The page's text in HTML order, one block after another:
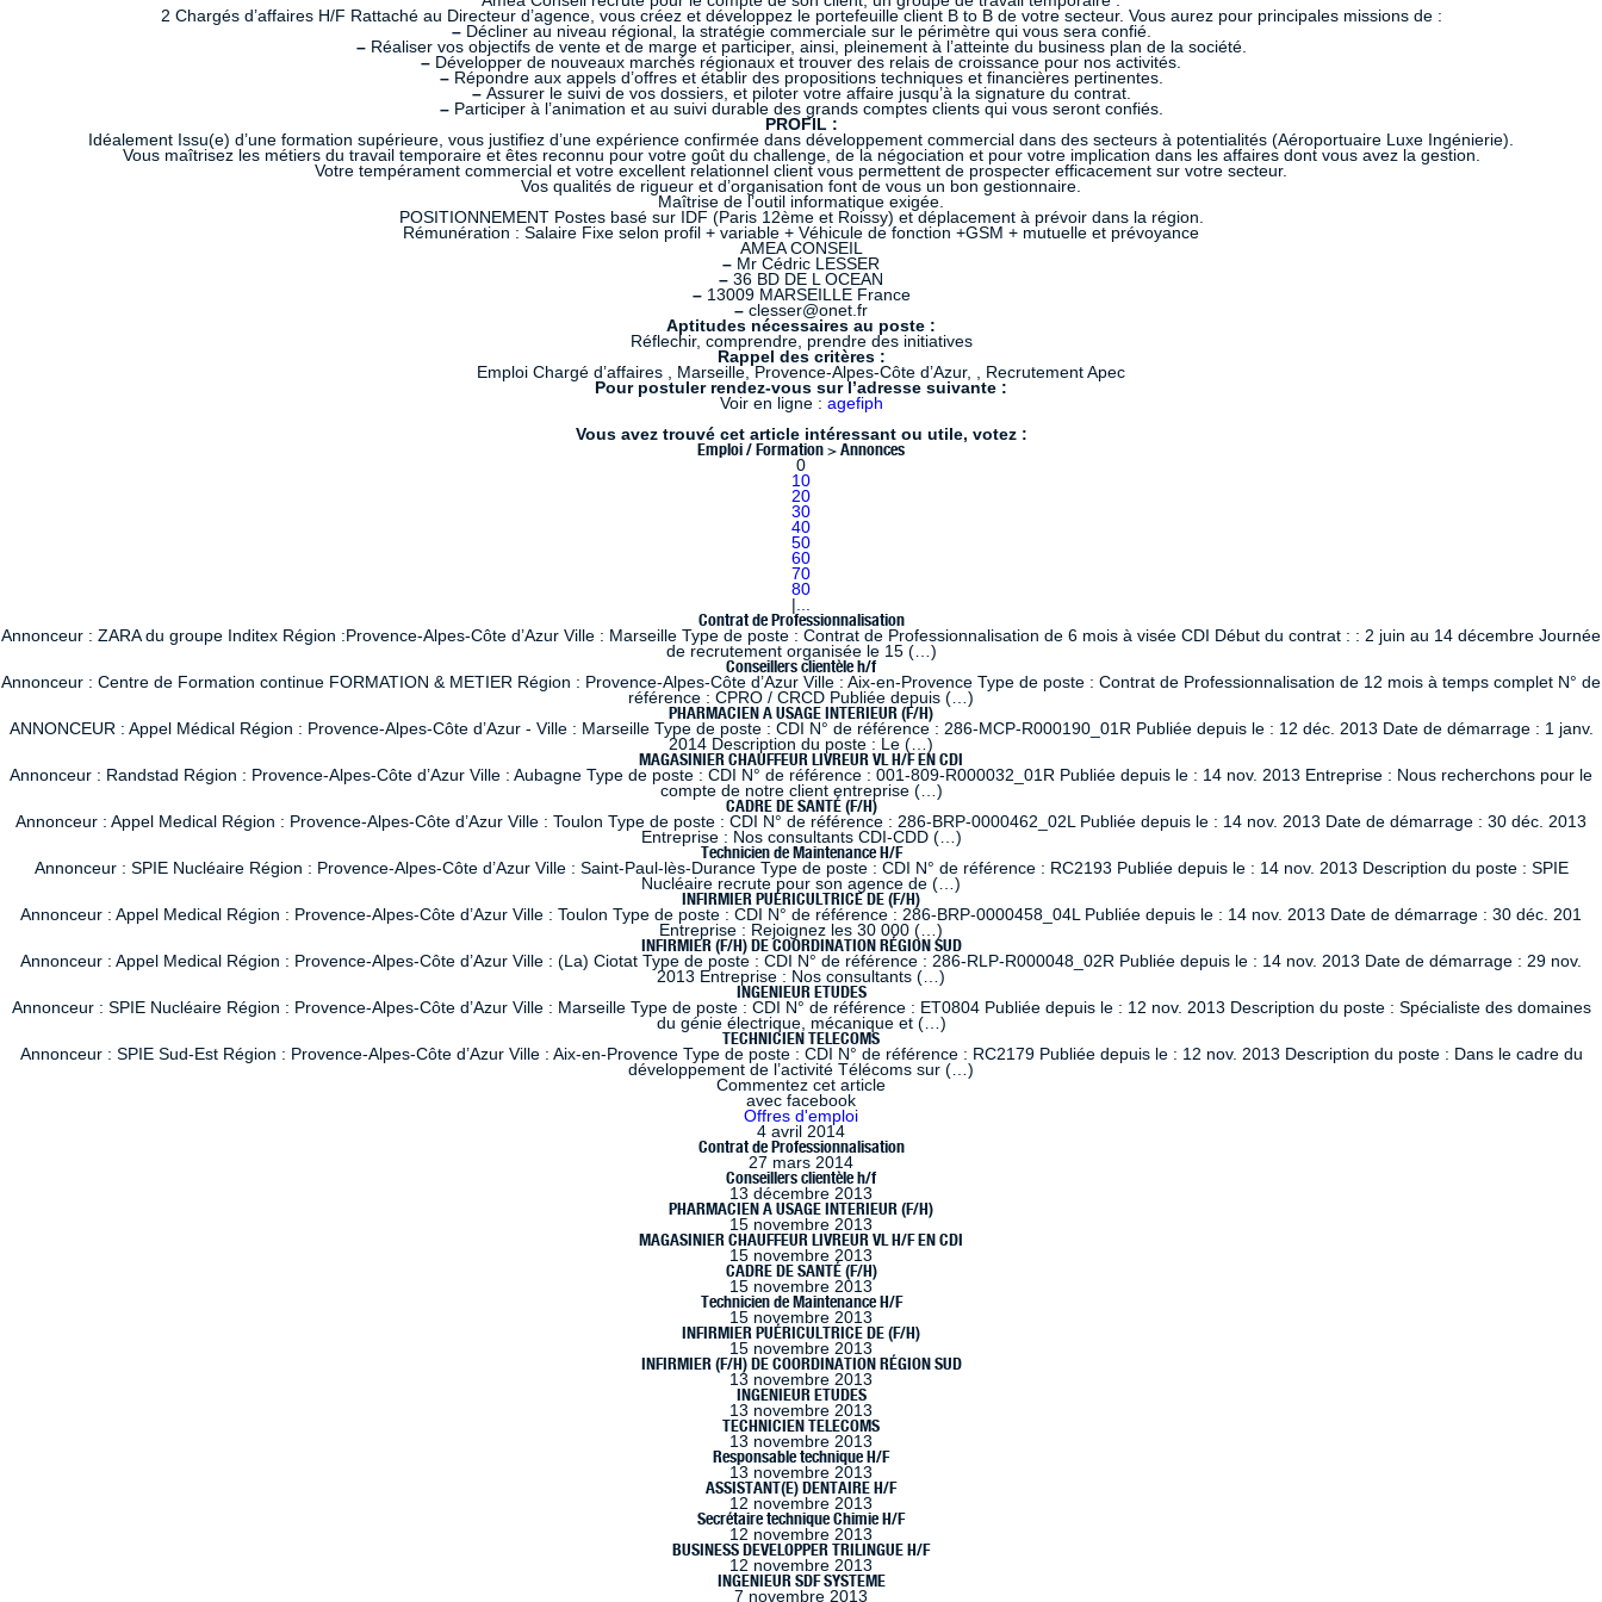
2 Chargés d’affaires H/F Rattaché au Directeur d’agence, vous créez et développez le portefeuille client B to B de votre secteur. Vous aurez pour principales missions de :
–Décliner au niveau régional, la stratégie commerciale sur le périmètre qui vous sera confié.
–Réaliser vos objectifs de vente et de marge et participer, ainsi, pleinement à l’atteinte du business plan de la société.
– Développer de nouveaux marchés régionaux et trouver des relais de croissance pour nos activités.
–Répondre aux appels d’offres et établir des propositions techniques et financières pertinentes.
–Assurer le suivi de vos dossiers, et piloter votre affaire jusqu’à la signature du contrat.
–Participer à l’animation et au suivi durable des grands comptes clients qui vous seront confiés.
PROFIL :
Idéalement Issu(e) d’une formation supérieure, vous justifiez d’une expérience confirmée dans développement commercial dans des secteurs à potentialités (Aéroportuaire Luxe Ingénierie).
Vous maîtrisez les métiers du travail temporaire et êtes reconnu pour votre goût du challenge, de la négociation et pour votre implication dans les affaires dont vous avez la gestion.
Votre tempérament commercial et votre excellent relationnel client vous permettent de prospecter efficacement sur votre secteur.
Vos qualités de rigueur et d’organisation font de vous un bon gestionnaire.
Maîtrise de l’outil informatique exigée.
POSITIONNEMENT Postes basé sur IDF (Paris 12ème et Roissy) et déplacement à prévoir dans la région.
Rémunération : Salaire Fixe selon profil + variable + Véhicule de fonction +GSM + mutuelle et prévoyance
AMEA CONSEIL
– Mr Cédric LESSER
– 36 BD DE L OCEAN
–13009 MARSEILLE France
– clesser@onet.fr
Aptitudes nécessaires au poste :
Réflechir, comprendre, prendre des initiatives
Rappel des critères :
Emploi Chargé d’affaires , Marseille, Provence-Alpes-Côte d’Azur, , Recrutement Apec
Pour postuler rendez-vous sur l’adresse suivante :
Voir en ligne : agefiph
Vous avez trouvé cet article intéressant ou utile, votez :
Emploi / Formation > Annonces
0
10
20
30
40
50
60
70
80
...
Contrat de Professionnalisation
Annonceur : ZARA du groupe Inditex Région :Provence-Alpes-Côte d’Azur Ville : Marseille Type de poste : Contrat de Professionnalisation de 6 mois à visée CDI Début du contrat : : 2 juin au 14 décembre Journée
de recrutement organisée le 15 (…)
Conseillers clientèle h/f
Annonceur : Centre de Formation continue FORMATION & METIER Région : Provence-Alpes-Côte d’Azur Ville : Aix-en-Provence Type de poste : Contrat de Professionnalisation de 12 mois à temps complet N° de
référence : CPRO / CRCD Publiée depuis (…)
PHARMACIEN A USAGE INTERIEUR (F/H)
ANNONCEUR : Appel Médical Région : Provence-Alpes-Côte d’Azur - Ville : Marseille Type de poste : CDI N° de référence : 286-MCP-R000190_01R Publiée depuis le : 12 déc. 2013 Date de démarrage : 1 janv.
2014 Description du poste : Le (…)
MAGASINIER CHAUFFEUR LIVREUR VL H/F EN CDI
Annonceur : Randstad Région : Provence-Alpes-Côte d’Azur Ville : Aubagne Type de poste : CDI N° de référence : 001-809-R000032_01R Publiée depuis le : 14 nov. 2013 Entreprise : Nous recherchons pour le
compte de notre client entreprise (…)
CADRE DE SANTÉ (F/H)
Annonceur : Appel Medical Région : Provence-Alpes-Côte d’Azur Ville : Toulon Type de poste : CDI N° de référence : 286-BRP-0000462_02L Publiée depuis le : 14 nov. 2013 Date de démarrage : 30 déc. 2013
Entreprise : Nos consultants CDI-CDD (…)
Technicien de Maintenance H/F
Annonceur : SPIE Nucléaire Région : Provence-Alpes-Côte d’Azur Ville : Saint-Paul-lès-Durance Type de poste : CDI N° de référence : RC2193 Publiée depuis le : 14 nov. 2013 Description du poste : SPIE
Nucléaire recrute pour son agence de (…)
INFIRMIER PUÉRICULTRICE DE (F/H)
Annonceur : Appel Medical Région : Provence-Alpes-Côte d’Azur Ville : Toulon Type de poste : CDI N° de référence : 286-BRP-0000458_04L Publiée depuis le : 14 nov. 2013 Date de démarrage : 30 déc. 201
Entreprise : Rejoignez les 30 000 (…)
INFIRMIER (F/H) DE COORDINATION RÉGION SUD
Annonceur : Appel Medical Région : Provence-Alpes-Côte d’Azur Ville : (La) Ciotat Type de poste : CDI N° de référence : 286-RLP-R000048_02R Publiée depuis le : 14 nov. 2013 Date de démarrage : 29 nov.
2013 Entreprise : Nos consultants (…)
INGENIEUR ETUDES
Annonceur : SPIE Nucléaire Région : Provence-Alpes-Côte d’Azur Ville : Marseille Type de poste : CDI N° de référence : ET0804 Publiée depuis le : 12 nov. 2013 Description du poste : Spécialiste des domaines
du génie électrique, mécanique et (…)
TECHNICIEN TELECOMS
Annonceur : SPIE Sud-Est Région : Provence-Alpes-Côte d’Azur Ville : Aix-en-Provence Type de poste : CDI N° de référence : RC2179 Publiée depuis le : 12 nov. 2013 Description du poste : Dans le cadre du
développement de l’activité Télécoms sur (…)
Commentez cet article
avec facebook
Offres d'emploi
4 avril 2014
Contrat de Professionnalisation
27 mars 2014
Conseillers clientèle h/f
13 décembre 2013
PHARMACIEN A USAGE INTERIEUR (F/H)
15 novembre 2013
MAGASINIER CHAUFFEUR LIVREUR VL H/F EN CDI
15 novembre 2013
CADRE DE SANTÉ (F/H)
15 novembre 2013
Technicien de Maintenance H/F
15 novembre 2013
INFIRMIER PUÉRICULTRICE DE (F/H)
15 novembre 2013
INFIRMIER (F/H) DE COORDINATION RÉGION SUD
13 novembre 2013
INGENIEUR ETUDES
13 novembre 2013
TECHNICIEN TELECOMS
13 novembre 2013
Responsable technique H/F
13 novembre 2013
ASSISTANT(E) DENTAIRE H/F
12 novembre 2013
Secrétaire technique Chimie H/F
12 novembre 2013
BUSINESS DEVELOPPER TRILINGUE H/F
12 novembre 2013
INGENIEUR SDF SYSTEME
7 novembre 2013